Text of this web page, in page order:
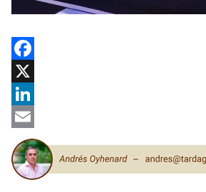
Facebook
X
LinkedIn
Email